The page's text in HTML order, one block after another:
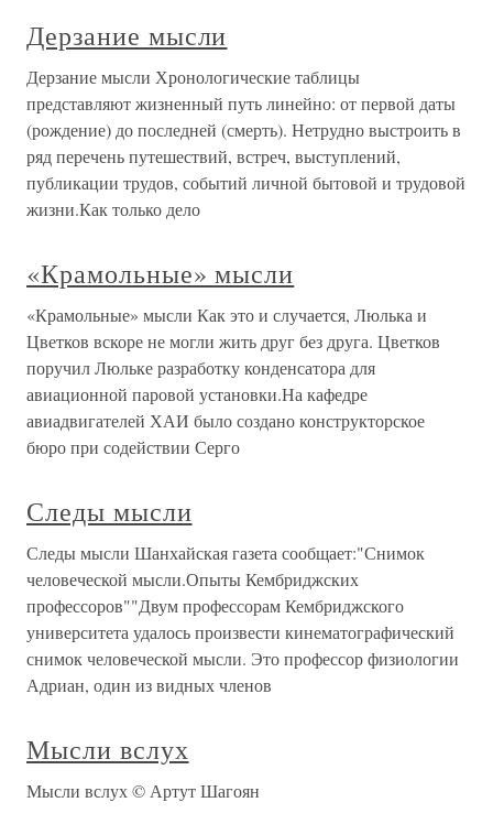
Дерзание мысли
Дерзание мысли Хронологические таблицы
представляют жизненный путь линейно: от первой даты
(рождение) до последней (смерть). Нетрудно выстроить в
ряд перечень путешествий, встреч, выступлений,
публикации трудов, событий личной бытовой и трудовой
жизни.Как только дело
«Крамольные» мысли
«Крамольные» мысли Как это и случается, Люлька и
Цветков вскоре не могли жить друг без друга. Цветков
поручил Люльке разработку конденсатора для
авиационной паровой установки.На кафедре
авиадвигателей ХАИ было создано конструкторское
бюро при содействии Серго
Следы мысли
Следы мысли Шанхайская газета сообщает:"Снимок
человеческой мысли.Опыты Кембриджских
профессоров""Двум профессорам Кембриджского
университета удалось произвести кинематографический
снимок человеческой мысли. Это профессор физиологии
Адриан, один из видных членов
Мысли вслух
Мысли вслух © Артут Шагоян